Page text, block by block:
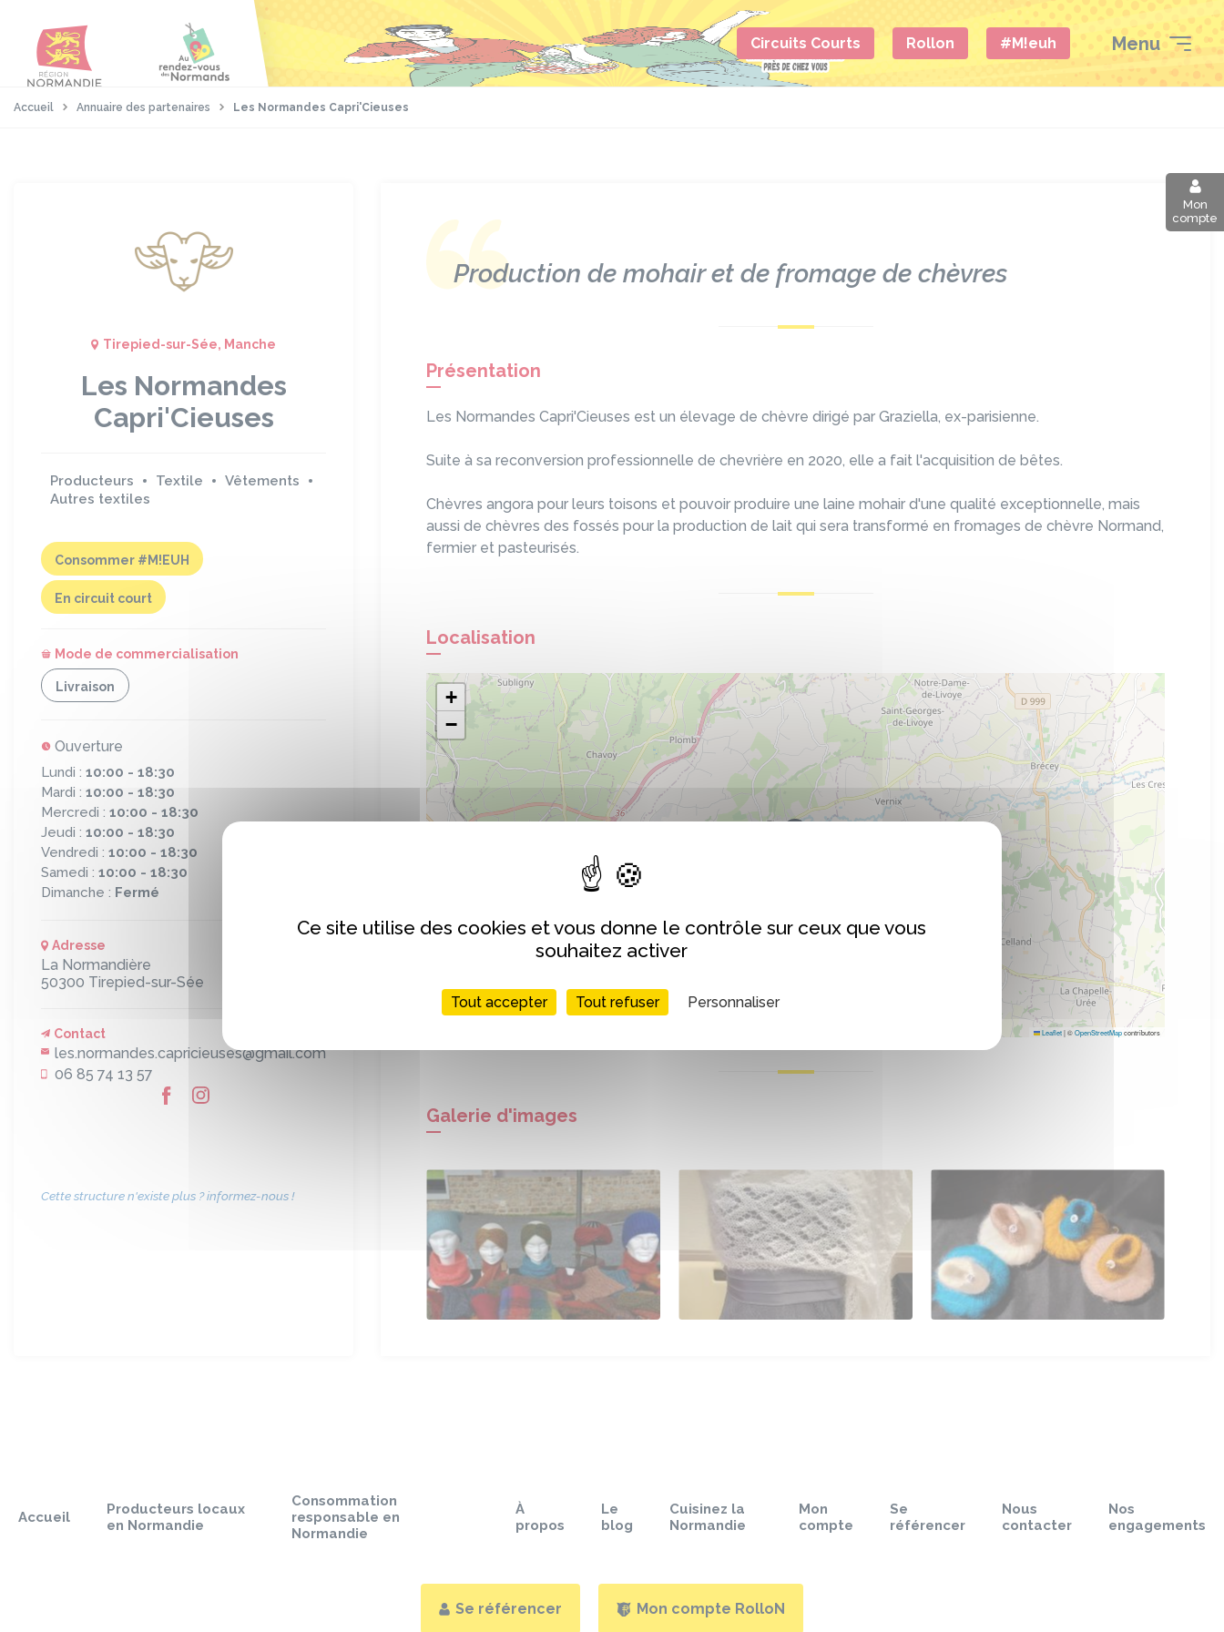
contenu
principal
page
Circuits Courts Rollon #M!euh Menu
Mon
compte
Accueil Annuaire des partenaires Les Normandes Capri'Cieuses
Tirepied-sur-Sée, Manche
Les Normandes
Capri'Cieuses
Producteurs Textile
Vêtements
Autres textiles
Consommer #M!EUH
En circuit court
Mode de commercialisation
Livraison
Ouverture
Lundi : 10:00 - 18:30
Mardi : 10:00 - 18:30
Mercredi : 10:00 - 18:30
Jeudi : 10:00 - 18:30
Vendredi : 10:00 - 18:30
Samedi : 10:00 - 18:30
Dimanche : Fermé
Adresse
La Normandière
50300 Tirepied-sur-Sée
Contact
les.normandes.capricieuses@gmail.com
06 85 74 13 57
Cette structure n'existe plus ? informez-nous !
Production de mohair et de fromage de chèvres
Présentation
Les Normandes Capri'Cieuses est un élevage de chèvre dirigé par Graziella, ex-parisienne.
Suite à sa reconversion professionnelle de chevrière en 2020, elle a fait l'acquisition de bêtes.
Chèvres angora pour leurs toisons et pouvoir produire une laine mohair d'une qualité exceptionnelle, mais
aussi de chèvres des fossés pour la production de lait qui sera transformé en fromages de chèvre Normand,
fermier et pasteurisés.
Localisation
+
−
Leaflet|©OpenStreetMapcontributors
Galerie d'images
page
Accueil
Producteurs locaux
en Normandie
Consommation
responsable en
Normandie
À
propos
Le
blog
Cuisinez la
Normandie
Mon
compte
Se
référencer
Nous
contacter
Nos
engagements
Se référencer Mon compte RolloN
Ce site utilise des cookies et vous donne le contrôle sur ceux que vous
souhaitez activer
Tout accepter Tout refuser Personnaliser